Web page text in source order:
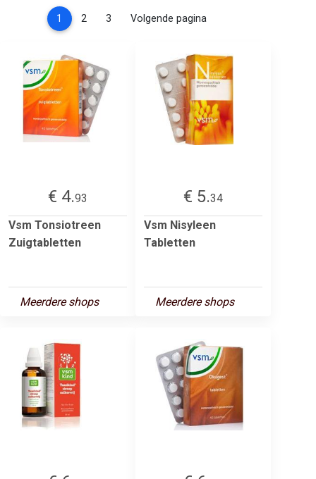
1 (current)
2 3 Volgende pagina
€ 4.93
Vsm Tonsiotreen
Zuigtabletten
Meerdere shops
€ 5.34
Vsm Nisyleen
Tabletten
Meerdere shops